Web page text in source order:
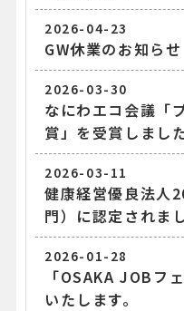
2026-04-23
GW休業のお知らせ
2026-03-30
なにわエコ会議「
賞」を受賞しました
2026-03-11
健康経営優良法人
門）に認定されまし
2026-01-28
「OSAKA JOBフ
いたします。